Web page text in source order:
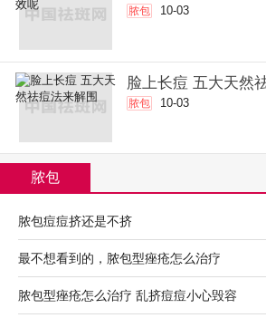
脓包 10-03
脸上长痘 五大天然
脓包 10-03
脓包
脓包痘痘挤还是不挤
最不想看到的，脓包型痤疮怎么治疗
脓包型痤疮怎么治疗 乱挤痘痘小心毁容